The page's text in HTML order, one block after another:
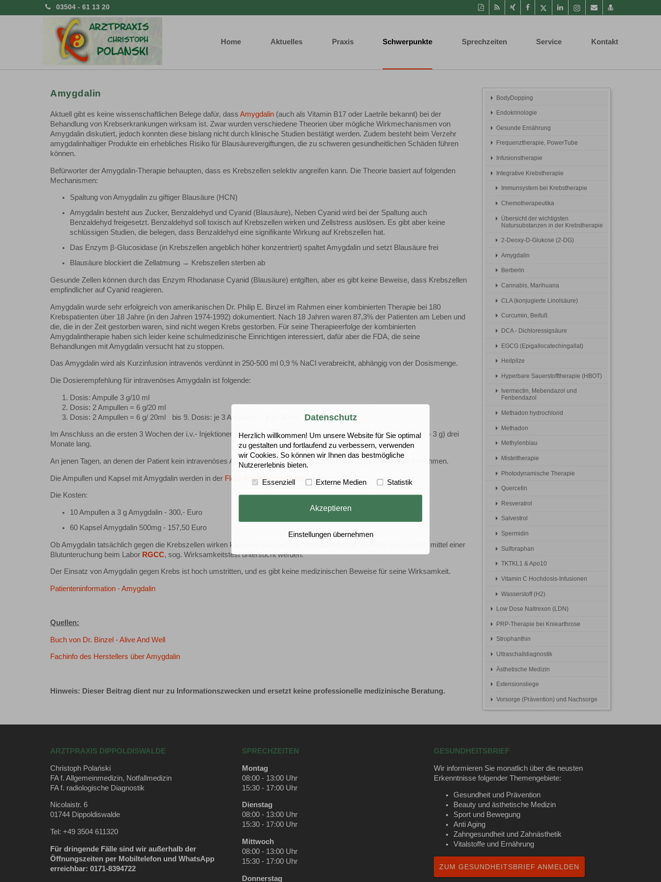
03504 - 61 13 20
Diese
Seite
drucken
RSS-
Feed
Auf
Xing
Auf
Facebook
Twitter
Auf
LinkedIn
Instagram-
Seite
Per
Mail
vCard
speichern
Home Aktuelles Praxis Schwerpunkte Sprechzeiten Service Kontakt
Amygdalin
Aktuell gibt es keine wissenschaftlichen Belege dafür, dass Amygdalin (auch als Vitamin B17 oder Laetrile bekannt) bei der
Behandlung von Krebserkrankungen wirksam ist. Zwar wurden verschiedene Theorien über mögliche Wirkmechanismen von
Amygdalin diskutiert, jedoch konnten diese bislang nicht durch klinische Studien bestätigt werden. Zudem besteht beim Verzehr
amygdalinhaltiger Produkte ein erhebliches Risiko für Blausäurevergiftungen, die zu schweren gesundheitlichen Schäden führen
können.
Befürworter der Amygdalin-Therapie behaupten, dass es Krebszellen selektiv angreifen kann. Die Theorie basiert auf folgenden
Mechanismen:
Spaltung von Amygdalin zu giftiger Blausäure (HCN)
Amygdalin besteht aus Zucker, Benzaldehyd und Cyanid (Blausäure), Neben Cyanid wird bei der Spaltung auch
Benzaldehyd freigesetzt. Benzaldehyd soll toxisch auf Krebszellen wirken und Zellstress auslösen. Es gibt aber keine
schlüssigen Studien, die belegen, dass Benzaldehyd eine signifikante Wirkung auf Krebszellen hat.
Das Enzym β-Glucosidase (in Krebszellen angeblich höher konzentriert) spaltet Amygdalin und setzt Blausäure frei
Blausäure blockiert die Zellatmung → Krebszellen sterben ab
Gesunde Zellen können durch das Enzym Rhodanase Cyanid (Blausäure) entgiften, aber es gibt keine Beweise, dass Krebszellen
empfindlicher auf Cyanid reagieren.
Amygdalin wurde sehr erfolgreich von amerikanischen Dr. Philip E. Binzel im Rahmen einer kombinierten Therapie bei 180
Krebspatienten über 18 Jahre (in den Jahren 1974-1992) dokumentiert. Nach 18 Jahren waren 87,3% der Patienten am Leben und
die, die in der Zeit gestorben waren, sind nicht wegen Krebs gestorben. Für seine Therapieerfolge der kombinierten
Amygdalintherapie haben sich leider keine schulmedizinische Einrichtigen interessiert, dafür aber die FDA, die seine
Behandlungen mit Amygdalin versucht hat zu stoppen.
Das Amygdalin wird als Kurzinfusion intravenös verdünnt in 250-500 ml 0,9 % NaCl verabreicht, abhängig von der Dosismenge.
Die Dosierempfehlung für intravenöses Amygdalin ist folgende:
Dosis: Ampulle 3 g/10 ml
Dosis: 2 Ampullen = 6 g/20 ml
Dosis: 2 Ampullen = 6 g/ 20ml bis 9. Dosis: je 3 Ampullen = 9 g / 30ml
Im Anschluss an die ersten 3 Wochen der i.v.- Injektionen erhält der Patient dann wöchentlich jeweils 1 Ampulle (10 ml - 3 g) drei
Monate lang.
An jenen Tagen, an denen der Patient kein intravenöses Amygdalin erhält, soll man 2x 500 mg Amygdalin Kapsel einnehmen.
Die Ampullen und Kapsel mit Amygdalin werden in der Flora-Apotheke in Hannover hergestellt.
Die Kosten:
10 Ampullen a 3 g Amygdalin - 300,- Euro
60 Kapsel Amygdalin 500mg - 157,50 Euro
Ob Amygdalin tatsächlich gegen die Krebszellen wirken kann und wie hoch die Wirksamkeit sein könnten, kann vorher mittel einer
Blutunteruchung beim Labor RGCC, sog. Wirksamkeitstest untersucht werden.
Der Einsatz von Amygdalin gegen Krebs ist hoch umstritten, und es gibt keine medizinischen Beweise für seine Wirksamkeit.
Patienteninformation - Amygdalin
Quellen:
Buch von Dr. Binzel - Alive And Well
Fachinfo des Herstellers über Amygdalin
Hinweis: Dieser Beitrag dient nur zu Informationszwecken und ersetzt keine professionelle medizinische Beratung.
BodyDopping
Endokrinologie
Gesunde Ernährung
Frequenztherapie, PowerTube
Infusionstherapie
Integrative Krebstherapie
Immunsystem bei Krebstherapie
Chemotherapeutika
Übersicht der wichtigsten
Natursubstanzen in der Krebstherapie
2-Deoxy-D-Glukose (2-DG)
Amygdalin
Berberin
Cannabis, Marihuana
CLA (konjugierte Linolsäure)
Curcumin, Beifuß
DCA - Dichloressigsäure
EGCG (Epigallocatechingallat)
Heilpilze
Hyperbare Sauerstofftherapie (HBOT)
Ivermectin, Mebendazol und
Fenbendazol
Methadon hydrochlorid
Methadon
Methylenblau
Misteltherapie
Photodynamische Therapie
Quercetin
Resveratrol
Salvestrol
Spermidin
Sulforaphan
TKTKL1 & Apo10
Vitamin C Hochdosis-Infusionen
Wasserstoff (H2)
Low Dose Naltrexon (LDN)
PRP-Therapie bei Kniearthrose
Strophanthin
Ultraschalldiagnostik
Ästhetische Medizin
Extensionsliege
Vorsorge (Prävention) und Nachsorge
ARZTPRAXIS DIPPOLDISWALDE
Christoph Polański
FA f. Allgemeinmedizin, Notfallmedizin
FA f. radiologische Diagnostik
Nicolaistr. 6
01744 Dippoldiswalde
Tel: +49 3504 611320
Für dringende Fälle sind wir außerhalb der
Öffnungszeiten per Mobiltelefon und WhatsApp
erreichbar: 0171-8394722
SPRECHZEITEN
Montag
08:00 - 13:00 Uhr
15:30 - 17:00 Uhr
Dienstag
08:00 - 13:00 Uhr
15:30 - 17:00 Uhr
Mittwoch
08:00 - 13:00 Uhr
15:30 - 17:00 Uhr
Donnerstag
GESUNDHEITSBRIEF
Wir informieren Sie monatlich über die neusten
Erkenntnisse folgender Themengebiete:
Gesundheit und Prävention
Beauty und ästhetische Medizin
Sport und Bewegung
Anti Aging
Zahngesundheit und Zahnästhetik
Vitalstoffe und Ernährung
ZUM GESUNDHEITSBRIEF ANMELDEN
Datenschutz
Herzlich willkommen! Um unsere Website für Sie optimal
zu gestalten und fortlaufend zu verbessern, verwenden
wir Cookies. So können wir Ihnen das bestmögliche
Nutzererlebnis bieten.
Essenziell Externe Medien Statistik
Akzeptieren
Einstellungen übernehmen